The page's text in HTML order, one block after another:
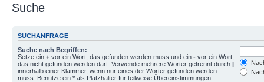
Suche
SUCHANFRAGE
Suche nach Begriffen:
Setze ein + vor ein Wort, das gefunden werden muss und ein - vor ein Wort,
das nicht gefunden werden darf. Verwende mehrere Wörter getrennt durch |
innerhalb einer Klammer, wenn nur eines der Wörter gefunden werden
muss. Benutze ein * als Platzhalter für teilweise Übereinstimmungen.